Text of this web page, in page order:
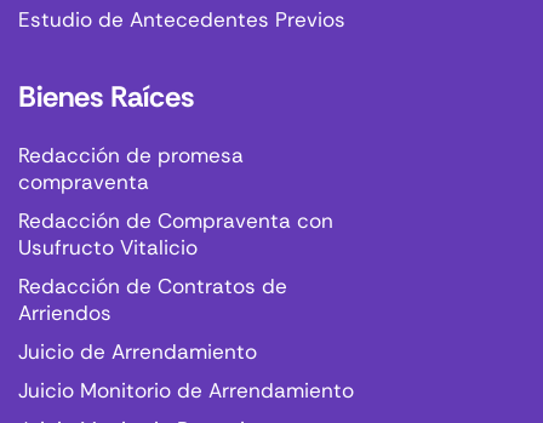
Estudio de Antecedentes Previos
Bienes Raíces
Redacción de promesa
compraventa
Redacción de Compraventa con
Usufructo Vitalicio
Redacción de Contratos de
Arriendos
Juicio de Arrendamiento
Juicio Monitorio de Arrendamiento